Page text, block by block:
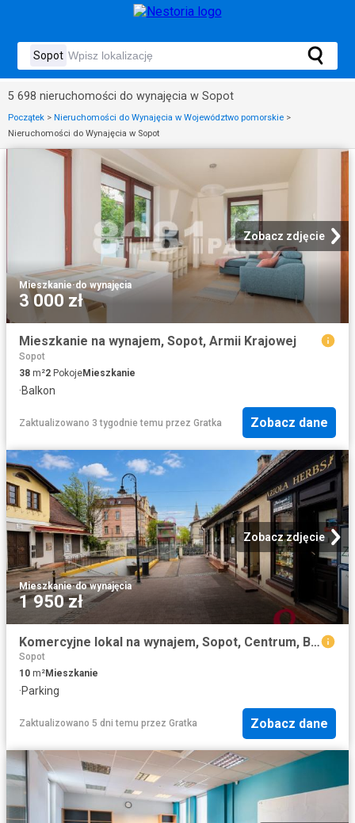
5 698 nieruchomości do wynajęcia w Sopot
Początek > Nieruchomości do Wynajęcia w Województwo pomorskie >
Nieruchomości do Wynajęcia w Sopot
Zobacz zdjęcie
Mieszkanie·do wynajęcia
3 000 zł
Mieszkanie na wynajem, Sopot, Armii Krajowej
Sopot
38 m²2 PokojeMieszkanie
·Balkon
Zaktualizowano 3 tygodnie temu przez Gratka Zobacz dane
Zobacz zdjęcie
Mieszkanie·do wynajęcia
1 950 zł
Komercyjne lokal na wynajem, Sopot, Centrum, Bohaterów Monte Cassino
Sopot
10 m²Mieszkanie
·Parking
Zaktualizowano 5 dni temu przez Gratka Zobacz dane